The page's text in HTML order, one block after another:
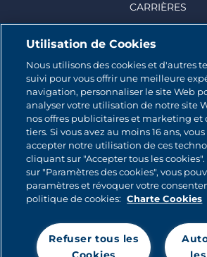
CARRIÈRES
© 2026 CATALINA
Contact
Plan du site
Politique relative aux
Mentions légales
Utilisation de Cookies
Nous utilisons des cookies et d'autres
suivi pour vous offrir une meilleure
navigation, personnaliser le site Web
analyser votre utilisation de notre site
nos offres publicitaires et marketing et
tiers. Si vous avez au moins 16 ans,
accepter notre utilisation de ces
cliquant sur "Accepter tous les
sur "Paramètres des cookies", vous
paramètres et révoquer votre
politique de cookies: Charte Cookies
Refuser tous les